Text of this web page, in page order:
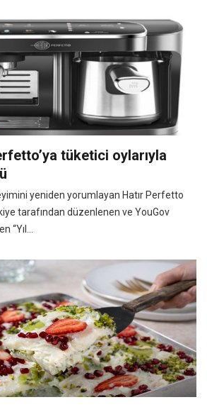
tüketici oylarıyla
yeniden yorumlayan Hatır Perfetto
tarafından düzenlenen ve YouGov
“Yıl...